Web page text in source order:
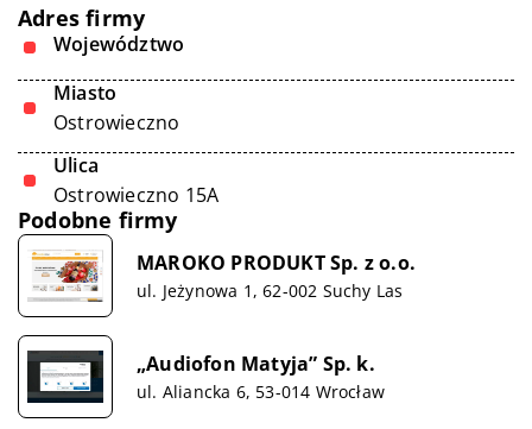
Adres firmy
Województwo
Miasto
Ostrowieczno
Ulica
Ostrowieczno 15A
Podobne firmy
MAROKO PRODUKT Sp. z o.o.
ul. Jeżynowa 1, 62-002 Suchy Las
„Audiofon Matyja” Sp. k.
ul. Aliancka 6, 53-014 Wrocław